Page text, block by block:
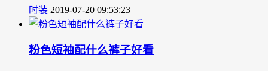
时装 2019-07-20 09:53:23
粉色短袖配什么裤子好看